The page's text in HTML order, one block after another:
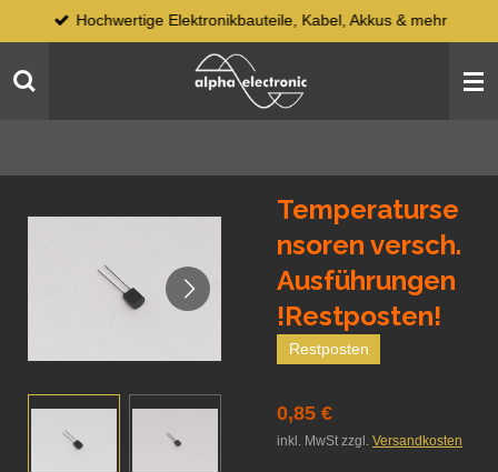
Hauptinhalt
springen
Hochwertige Elektronikbauteile, Kabel, Akkus & mehr
Temperaturse
nsoren versch.
Ausführungen
!Restposten!
Restposten
0,85 €
inkl. MwSt zzgl. Versandkosten